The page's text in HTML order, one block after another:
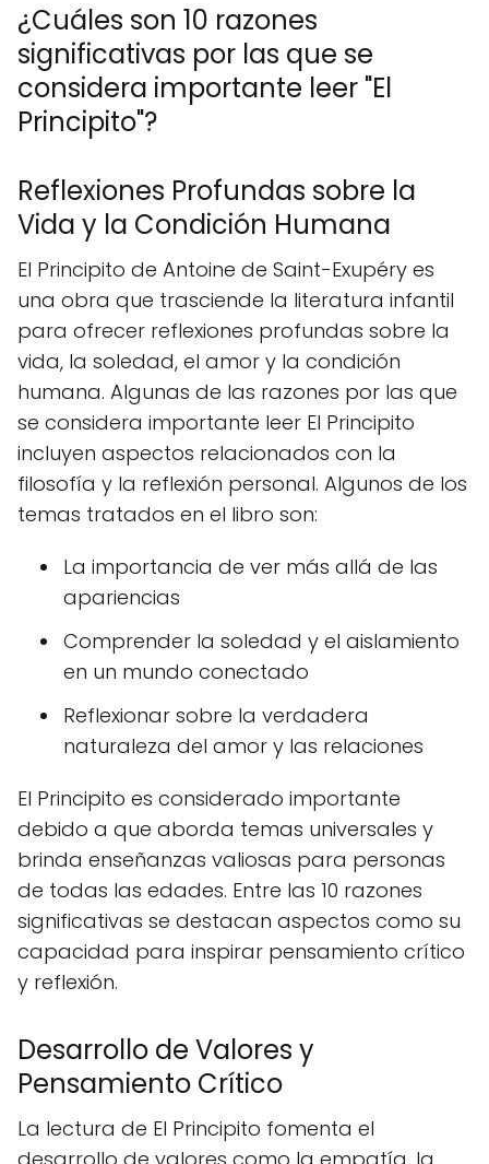
¿Cuáles son 10 razones
significativas por las que se
considera importante leer "El
Principito"?
Reflexiones Profundas sobre la
Vida y la Condición Humana
El Principito de Antoine de Saint-Exupéry es
una obra que trasciende la literatura infantil
para ofrecer reflexiones profundas sobre la
vida, la soledad, el amor y la condición
humana. Algunas de las razones por las que
se considera importante leer El Principito
incluyen aspectos relacionados con la
filosofía y la reflexión personal. Algunos de los
temas tratados en el libro son:
La importancia de ver más allá de las
apariencias
Comprender la soledad y el aislamiento
en un mundo conectado
Reflexionar sobre la verdadera
naturaleza del amor y las relaciones
El Principito es considerado importante
debido a que aborda temas universales y
brinda enseñanzas valiosas para personas
de todas las edades. Entre las 10 razones
significativas se destacan aspectos como su
capacidad para inspirar pensamiento crítico
y reflexión.
Desarrollo de Valores y
Pensamiento Crítico
La lectura de El Principito fomenta el